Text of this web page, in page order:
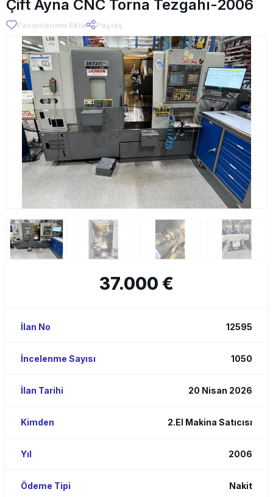
Çift Ayna CNC Torna Tezgahı-2006
Favorilerime Ekle Paylaş
37.000 €
İlan No 12595
İncelenme Sayısı 1050
İlan Tarihi 20 Nisan 2026
Kimden 2.El Makina Satıcısı
Yıl 2006
Ödeme Tipi Nakit